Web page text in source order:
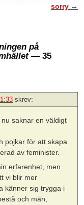
sorry →
på
— 35
skrev:
saknar en väldigt
pojkar för att skapa
av feminister.
erfarenhet, men
vi blir mer
känner sig trygga i
och män,